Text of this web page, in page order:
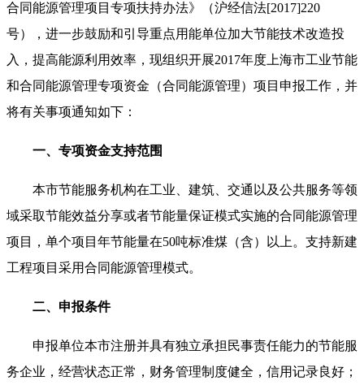
合同能源管理项目专项扶持办法》（沪经信法[2017]220
号），进一步鼓励和引导重点用能单位加大节能技术改造投
入，提高能源利用效率，现组织开展2017年度上海市工业节能
和合同能源管理专项资金（合同能源管理）项目申报工作，并
将有关事项通知如下：
一、专项资金支持范围
本市节能服务机构在工业、建筑、交通以及公共服务等领
域采取节能效益分享或者节能量保证模式实施的合同能源管理
项目，单个项目年节能量在50吨标准煤（含）以上。支持新建
工程项目采用合同能源管理模式。
二、申报条件
申报单位本市注册并具有独立承担民事责任能力的节能服
务企业，经营状态正常，财务管理制度健全，信用记录良好；